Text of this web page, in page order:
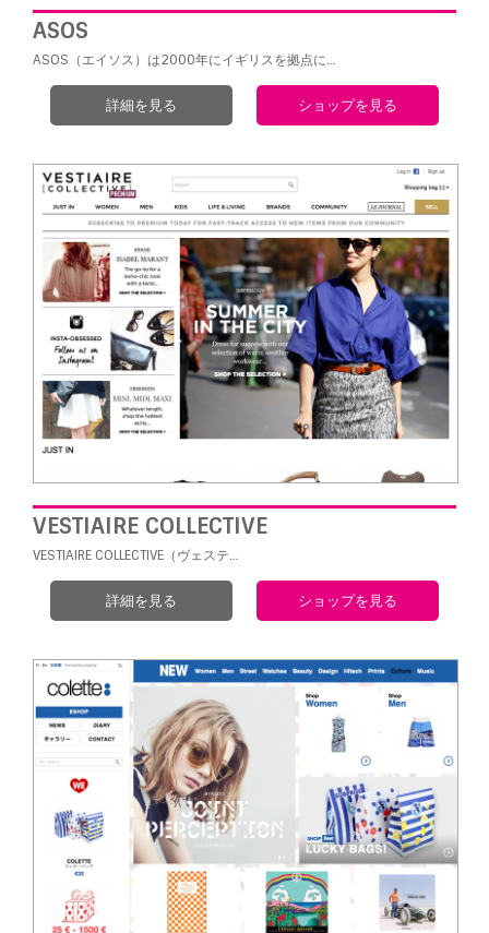
ASOS
ASOS（エイソス）は2000年にイギリスを拠点に…
詳細を見る ショップを見る
VESTIAIRE COLLECTIVE
VESTIAIRE COLLECTIVE（ヴェステ…
詳細を見る ショップを見る